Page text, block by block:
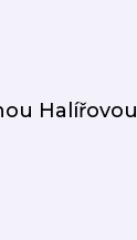
Halířovou